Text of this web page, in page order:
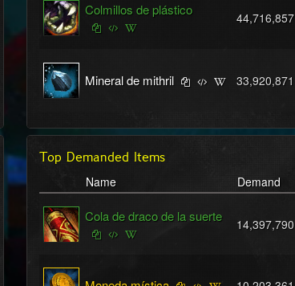
Colmillos de plástico 44,716,857
Mineral de mithril 33,920,871
Top Demanded Items
Name Demand
Cola de draco de la suerte 14,397,790